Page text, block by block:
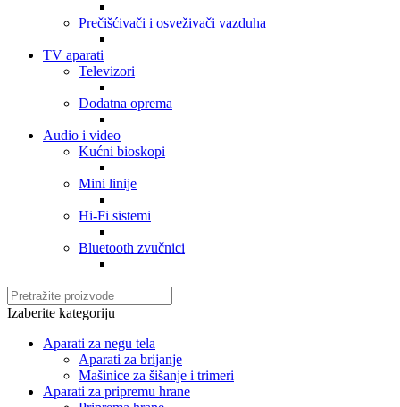
Prečišćivači i osveživači vazduha
TV aparati
Televizori
Dodatna oprema
Audio i video
Kućni bioskopi
Mini linije
Hi-Fi sistemi
Bluetooth zvučnici
Izaberite kategoriju
Aparati za negu tela
Aparati za brijanje
Mašinice za šišanje i trimeri
Aparati za pripremu hrane